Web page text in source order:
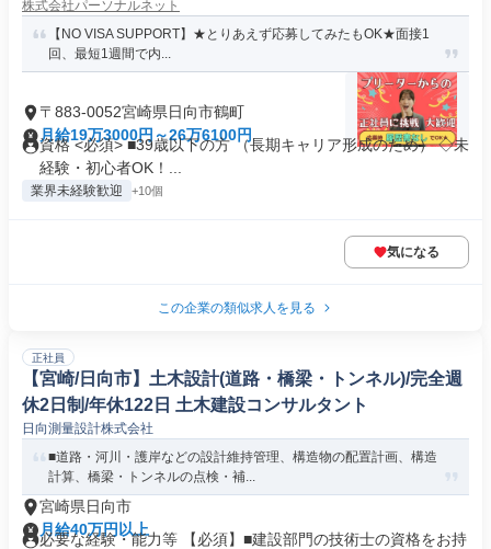
株式会社パーソナルネット
【NO VISA SUPPORT】★とりあえず応募してみたもOK★面接1
回、最短1週間で内...
〒883-0052宮崎県日向市鶴町
月給19万3000円～26万6100円
資格 <必須> ■39歳以下の方 （長期キャリア形成のため） ◇未
経験・初心者OK！...
業界未経験歓迎 +10個
気になる
この企業の類似求人を見る
正社員
【宮崎/日向市】土木設計(道路・橋梁・トンネル)/完全週
休2日制/年休122日 土木建設コンサルタント
日向測量設計株式会社
■道路・河川・護岸などの設計維持管理、構造物の配置計画、構造
計算、橋梁・トンネルの点検・補...
宮崎県日向市
月給40万円以上
必要な経験・能力等 【必須】■建設部門の技術士の資格をお持